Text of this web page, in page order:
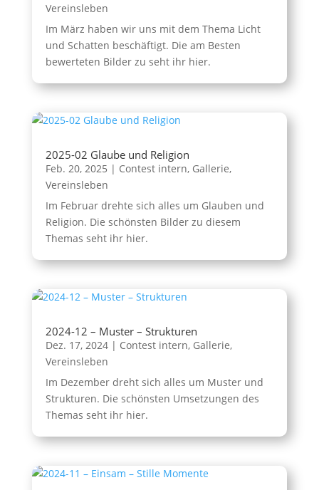
Vereinsleben
Im März haben wir uns mit dem Thema Licht
und Schatten beschäftigt. Die am Besten
bewerteten Bilder zu seht ihr hier.
2025-02 Glaube und Religion
Feb. 20, 2025 | Contest intern, Gallerie,
Vereinsleben
Im Februar drehte sich alles um Glauben und
Religion. Die schönsten Bilder zu diesem
Themas seht ihr hier.
2024-12 – Muster – Strukturen
Dez. 17, 2024| Contest intern, Gallerie,
Vereinsleben
Im Dezember dreht sich alles um Muster und
Strukturen. Die schönsten Umsetzungen des
Themas seht ihr hier.